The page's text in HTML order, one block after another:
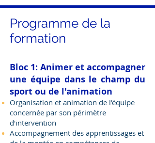
Programme de la
formation
Bloc 1: Animer et accompagner
une équipe dans le champ du
sport ou de l'animation
Organisation et animation de l'équipe
concernée par son périmètre
d'intervention
Accompagnement des apprentissages et